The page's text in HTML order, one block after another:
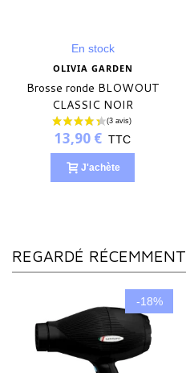
En stock
OLIVIA GARDEN
Brosse ronde BLOWOUT
CLASSIC NOIR
13,90 € TTC
J'achète
REGARDÉ RÉCEMMENT
-18%